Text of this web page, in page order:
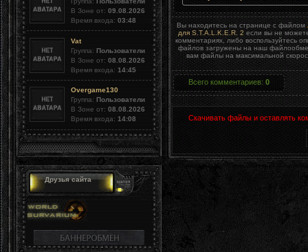
В Зоне от: 09.08.2026
Время входа: 03:48
Vat
Группа: Пользователи
В Зоне от: 08.08.2026
Время входа: 14:45
Overgame130
Группа: Пользователи
В Зоне от: 08.08.2026
Время входа: 14:08
Друзья сайта
Вы находитесь на странице с файлом
для S.T.A.L.K.E.R. 2 если вы не
комментариях, либо воспользуйтесь
файлов загружены на наш
вам файлы на максимальной
Всего комментариев: 0
Скачивать файлы и оставлять